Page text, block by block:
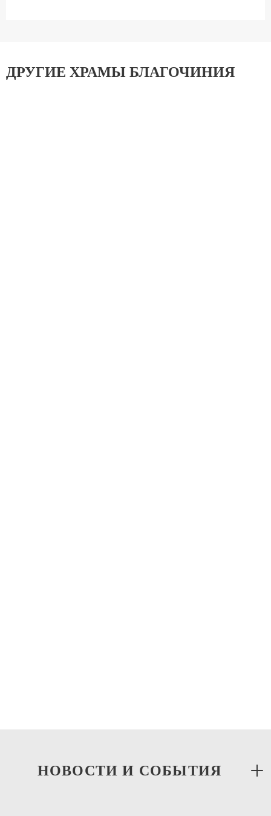
ДРУГИЕ ХРАМЫ БЛАГОЧИНИЯ
НОВОСТИ И СОБЫТИЯ